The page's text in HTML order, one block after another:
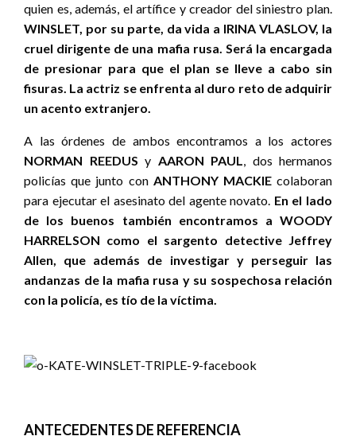
quien es, además, el artífice y creador del siniestro plan.
WINSLET, por su parte, da vida a IRINA VLASLOV, la
cruel dirigente de una mafia rusa. Será la encargada
de presionar para que el plan se lleve a cabo sin
fisuras. La actriz se enfrenta al duro reto de adquirir
un acento extranjero.
A las órdenes de ambos encontramos a los actores
NORMAN REEDUS y AARON PAUL, dos hermanos
policías que junto con ANTHONY MACKIEcolaboran
para ejecutar el asesinato del agente novato. En el lado
de los buenos también encontramos a WOODY
HARRELSON como el sargento detective Jeffrey
Allen, que además de investigar y perseguir las
andanzas de la mafia rusa y su sospechosa relación
con la policía, es tío de la víctima.
ANTECEDENTES DE REFERENCIA